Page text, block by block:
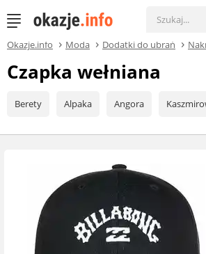
Okazje.info Moda Dodatki do ubrań
Czapka wełniana
Berety Alpaka Angora